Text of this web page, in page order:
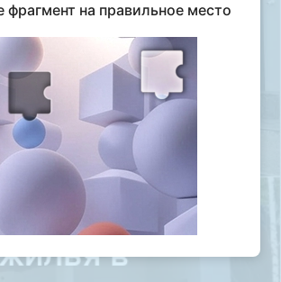
фрагмент на правильное место